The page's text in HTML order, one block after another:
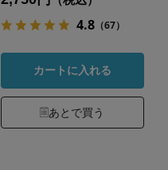
4.8（67）
カートに入れる
あとで買う